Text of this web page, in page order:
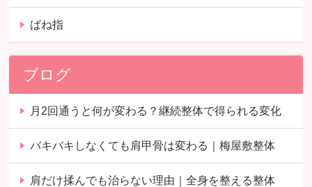
ばね指
ブログ
月2回通うと何が変わる？継続整体で得られる変化
バキバキしなくても肩甲骨は変わる｜梅屋敷整体
肩だけ揉んでも治らない理由｜全身を整える整体